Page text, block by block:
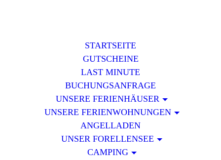
STARTSEITE
GUTSCHEINE
LAST MINUTE
BUCHUNGSANFRAGE
UNSERE FERIENHÄUSER
UNSERE FERIENWOHNUNGEN
ANGELLADEN
UNSER FORELLENSEE
CAMPING